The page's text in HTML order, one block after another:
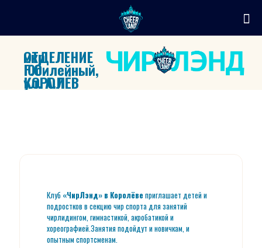
ОТДЕЛЕНИЕ
Г.О.
КОРОЛЁВ
мкр.
Юбилейный,
ул. А.И.
Соколова, 3
Клуб «ЧирЛэнд» в Королёвеприглашает детей и
подростков в секцию чир спорта для занятий
чирлидингом, гимнастикой, акробатикой и
хореографией.Занятия подойдут и новичкам, и
опытным спортсменам.